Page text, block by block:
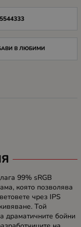
В ЛЮБИМИ
99% sRGB
която позволява
чрез IPS
Той
драматичните бойни